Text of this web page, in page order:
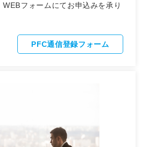
WEBフォームにてお申込みを承り
PFC通信登録フォーム